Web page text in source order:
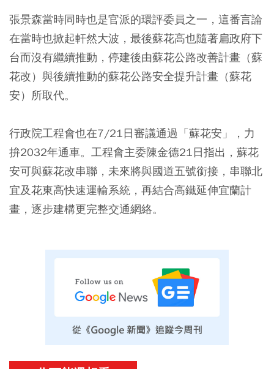
張景森當時同時也是官派的環評委員之一，這番言論
在當時也掀起軒然大波，最後蘇花高也隨著扁政府下
台而沒有繼續推動，停建後由蘇花公路改善計畫（蘇
花改）與後續推動的蘇花公路安全提升計畫（蘇花
安）所取代。
行政院工程會也在7/21日審議通過「蘇花安」，力
拚2032年通車。工程會主委陳金德21日指出，蘇花
安可與蘇花改串聯，未來將與國道五號銜接，串聯北
宜及花東高快速運輸系統，再結合高鐵延伸宜蘭計
畫，逐步建構更完整交通網絡。